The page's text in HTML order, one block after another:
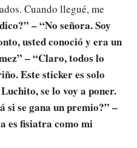
Cuando llegué, me
– “No señora. Soy
usted conoció y era un
– “Claro, todos lo
Este sticker es solo
se lo voy a poner.
si se gana un premio?” –
es fisiatra como mi